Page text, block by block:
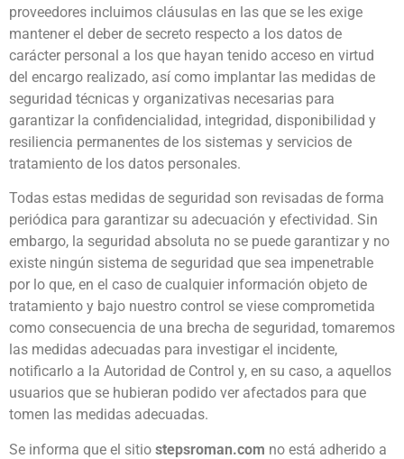
proveedores incluimos cláusulas en las que se les exige
mantener el deber de secreto respecto a los datos de
carácter personal a los que hayan tenido acceso en virtud
del encargo realizado, así como implantar las medidas de
seguridad técnicas y organizativas necesarias para
garantizar la confidencialidad, integridad, disponibilidad y
resiliencia permanentes de los sistemas y servicios de
tratamiento de los datos personales.
Todas estas medidas de seguridad son revisadas de forma
periódica para garantizar su adecuación y efectividad. Sin
embargo, la seguridad absoluta no se puede garantizar y no
existe ningún sistema de seguridad que sea impenetrable
por lo que, en el caso de cualquier información objeto de
tratamiento y bajo nuestro control se viese comprometida
como consecuencia de una brecha de seguridad, tomaremos
las medidas adecuadas para investigar el incidente,
notificarlo a la Autoridad de Control y, en su caso, a aquellos
usuarios que se hubieran podido ver afectados para que
tomen las medidas adecuadas.
Se informa que el sitio stepsroman.com no está adherido a